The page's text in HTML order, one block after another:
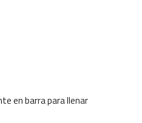
en barra para llenar